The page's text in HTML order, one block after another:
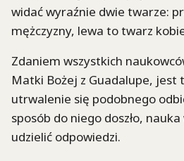
widać wyraźnie dwie twarze:
mężczyzny, lewa to twarz
Zdaniem wszystkich
Matki Bożej z Guadalupe, jest
utrwalenie się podobnego
sposób do niego doszło,
udzielić odpowiedzi.